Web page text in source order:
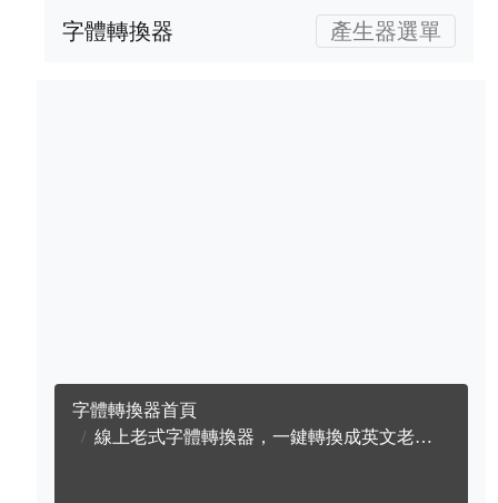
字體轉換器 產生器選單
字體轉換器首頁
線上老式字體轉換器，一鍵轉換成英文老式字體